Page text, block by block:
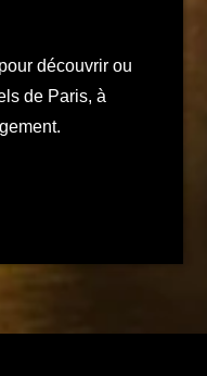
découvrir ou
de Paris, à